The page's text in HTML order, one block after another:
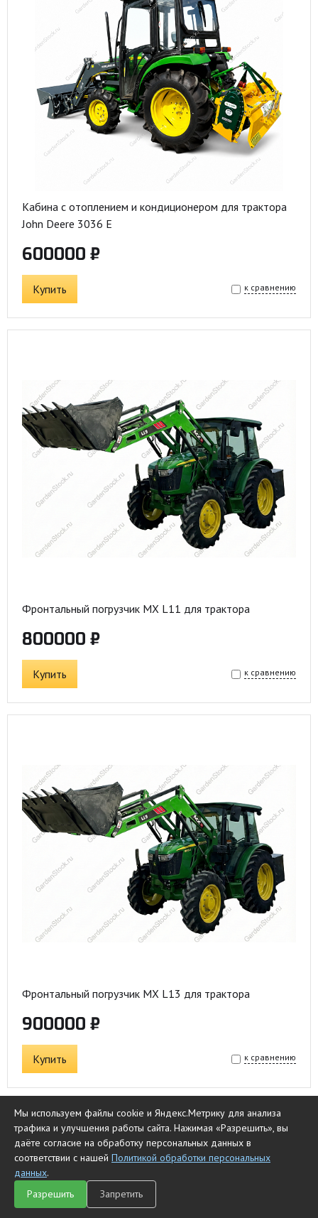
Кабина с отоплением и кондиционером для трактора
John Deere 3036 E
600000 ₽
Купить к сравнению
Фронтальный погрузчик MX L11 для трактора
800000 ₽
Купить к сравнению
Фронтальный погрузчик MX L13 для трактора
900000 ₽
Купить к сравнению
Главная Каталог Чат
Мы используем файлы cookie и Яндекс.Метрику для анализа
трафика и улучшения работы сайта. Нажимая «Разрешить», вы
даёте согласие на обработку персональных данных в
соответствии с нашей Политикой обработки персональных
данных.
Разрешить
Запретить